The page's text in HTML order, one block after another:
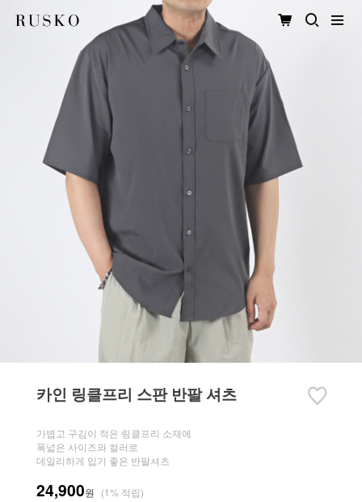
카인 링클프리 스판 반팔 셔츠
가볍고 구김이 적은 링클프리 소재에
폭넓은 사이즈와 컬러로
데일리하게 입기 좋은 반팔셔츠
24,900원 (1% 적립)